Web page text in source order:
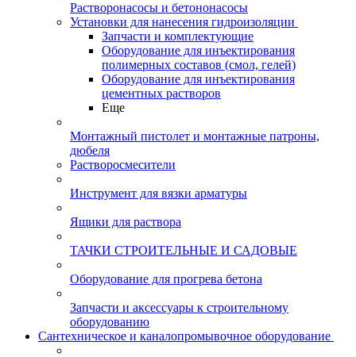
Растворонасосы и бетононасосы
Установки для нанесения гидроизоляции
Запчасти и комплектующие
Оборудование для инъектирования
полимерных составов (смол, гелей)
Оборудование для инъектирования
цементных растворов
Еще
Монтажный пистолет и монтажные патроны,
дюбеля
Растворосмесители
Инструмент для вязки арматуры
Ящики для раствора
ТАЧКИ СТРОИТЕЛЬНЫЕ И САДОВЫЕ
Оборудование для прогрева бетона
Запчасти и аксессуары к строительному
оборудованию
Сантехническое и каналопромывочное оборудование